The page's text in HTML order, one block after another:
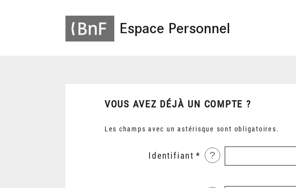
Espace Personnel
VOUS AVEZ DÉJÀ UN COMPTE ?
Les champs avec un astérisque sont obligatoires.
Identifiant ?